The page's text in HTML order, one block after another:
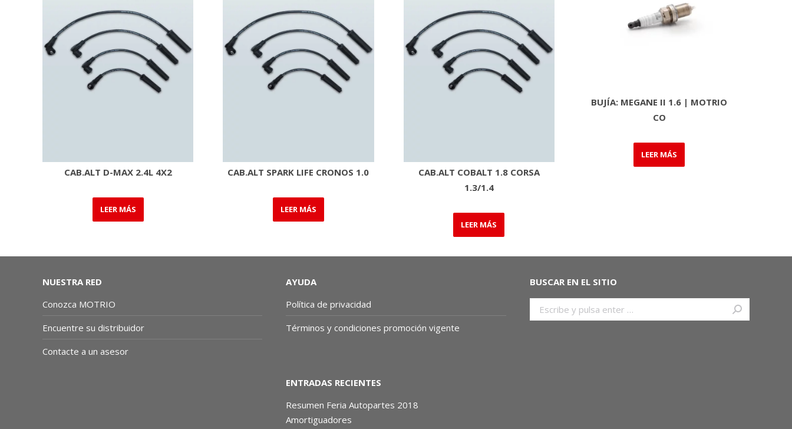
CAB.ALT D-MAX 2.4L 4X2
LEER MÁS
CAB.ALT SPARK LIFE CRONOS 1.0
LEER MÁS
CAB.ALT COBALT 1.8 CORSA
1.3/1.4
LEER MÁS
BUJÍA: MEGANE II 1.6 | MOTRIO
CO
LEER MÁS
NUESTRA RED
Conozca MOTRIO
Encuentre su distribuidor
Contacte a un asesor
AYUDA
Política de privacidad
Términos y condiciones promoción vigente
BUSCAR EN EL SITIO
ENTRADAS RECIENTES
Resumen Feria Autopartes 2018
Amortiguadores